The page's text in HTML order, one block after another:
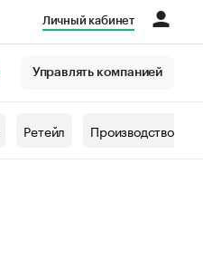
Личный кабинет
Управлять компанией
Ретейл Производство